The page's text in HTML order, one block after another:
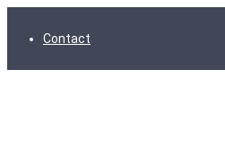
Contact